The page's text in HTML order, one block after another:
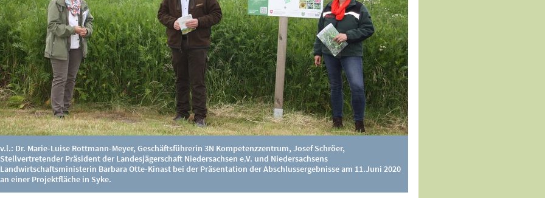
v.l.: Dr. Marie-Luise Rottmann-Meyer, Geschäftsführerin 3N Kompetenzzentrum, Josef Schröer,
Stellvertretender Präsident der Landesjägerschaft Niedersachsen e.V. und Niedersachsens
Landwirtschaftsministerin Barbara Otte-Kinast bei der Präsentation der Abschlussergebnisse am 11.Juni 2020
an einer Projektfläche in Syke.